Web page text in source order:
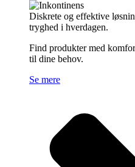
Diskrete og effektive
tryghed i hverdagen.
Find produkter med
til dine behov.
Se mere